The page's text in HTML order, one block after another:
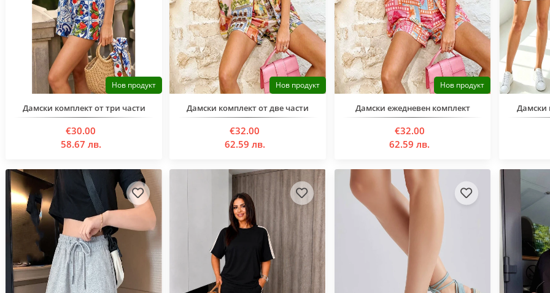
Нов продукт
Дамски комплект от три части
€30.00
58.67 лв.
Нов продукт
Дамски комплект от две части
€32.00
62.59 лв.
Нов продукт
Дамски ежедневен комплект
€32.00
62.59 лв.
Дамски